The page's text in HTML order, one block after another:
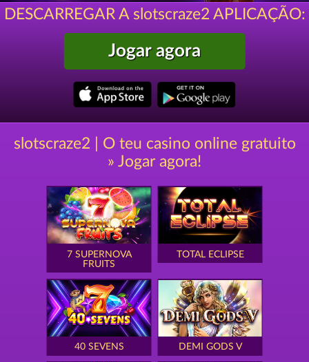
DESCARREGAR A slotscraze2 APLICAÇÃO:
Jogar agora
slotscraze2 | O teu casino online gratuito
» Jogar agora!
7 SUPERNOVA
FRUITS
TOTAL ECLIPSE
40 SEVENS DEMI GODS V